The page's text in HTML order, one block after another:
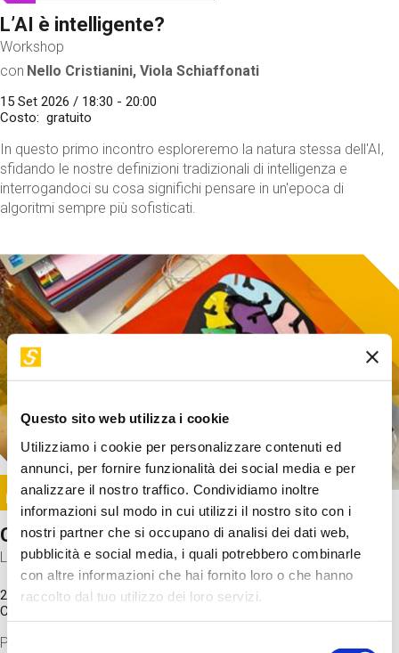
Questo sito web utilizza i cookie
Utilizziamo i cookie per personalizzare contenuti ed
annunci, per fornire funzionalità dei social media e per
analizzare il nostro traffico. Condividiamo inoltre
informazioni sul modo in cui utilizzi il nostro sito con i
nostri partner che si occupano di analisi dei dati web,
pubblicità e social media, i quali potrebbero combinarle
con altre informazioni che hai fornito loro o che hanno
raccolto dal tuo utilizzo dei loro servizi.
Selezione
L’AI è intelligente?
Workshop
con Nello Cristianini, Viola Schiaffonati
15 Set 2026 / 18:30 - 20:00
Costo
gratuito
In questo primo incontro esploreremo la natura stessa dell'AI,
sfidando le nostre definizioni tradizionali di intelligenza e
interrogandoci su cosa significhi pensare in un'epoca di
algoritmi sempre più sofisticati.
Image
SUNDAY@STEP
Come funziona il cervello?
Laboratorio
20 Set 2026 / 11:15 - 13:00
Costo
Proveremo a costruire un cervello in cartoncino cercando di